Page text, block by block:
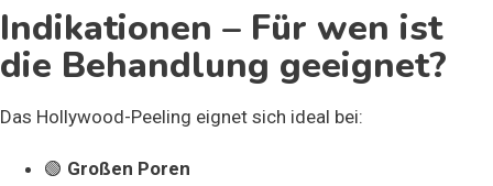
Indikationen – Für wen ist
die Behandlung geeignet?
Das Hollywood-Peeling eignet sich ideal bei:
🟢 Großen Poren